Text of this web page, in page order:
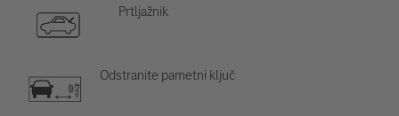
Prtljažnik
Odstranite pametni ključ